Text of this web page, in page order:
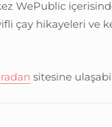
WePublic
çay hikayeleri ve
sitesine